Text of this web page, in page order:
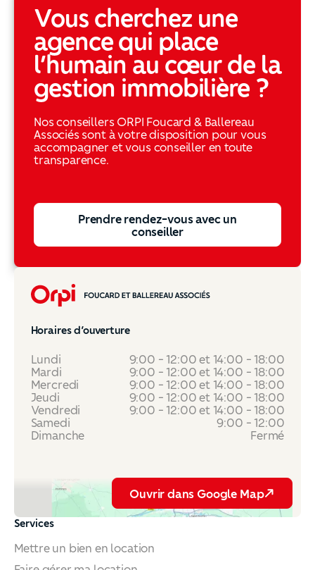
Vous cherchez une
agence qui place
l’humain au cœur de la
gestion immobilière ?
Nos conseillers ORPI Foucard & Ballereau
Associés sont à votre disposition pour vous
accompagner et vous conseiller en toute
transparence.
Prendre rendez-vous avec un conseiller
Prendre rendez-vous avec un
conseiller
Pied de page
Horaires d’ouverture
Lundi
9:00 - 12:00 et 14:00 - 18:00
Mardi
9:00 - 12:00 et 14:00 - 18:00
Mercredi
9:00 - 12:00 et 14:00 - 18:00
Jeudi
9:00 - 12:00 et 14:00 - 18:00
Vendredi
9:00 - 12:00 et 14:00 - 18:00
Samedi
9:00 - 12:00
Dimanche
Fermé
Ouvrir dans Google Map
Ouvrir dans Google Map
Services
Mettre un bien en location